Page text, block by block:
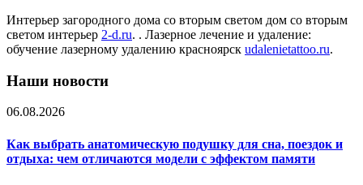
Интерьер загородного дома со вторым светом дом со вторым
светом интерьер 2-d.ru. . Лазерное лечение и удаление:
обучение лазерному удалению красноярск udalenietattoo.ru.
Наши новости
06.08.2026
Как выбрать анатомическую подушку для сна, поездок и
отдыха: чем отличаются модели с эффектом памяти